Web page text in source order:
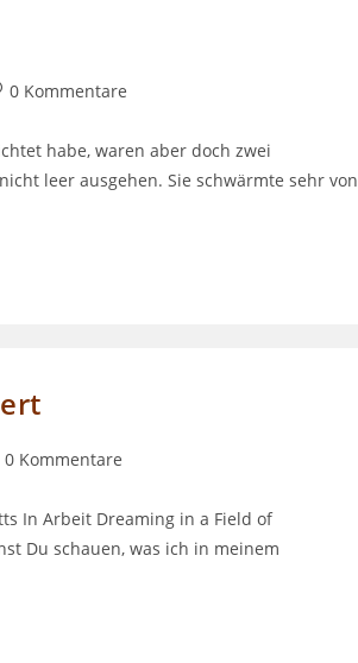
0 Kommentare
habe, waren aber doch zwei
leer ausgehen. Sie schwärmte sehr von
0 Kommentare
In Arbeit Dreaming in a Field of
Du schauen, was ich in meinem